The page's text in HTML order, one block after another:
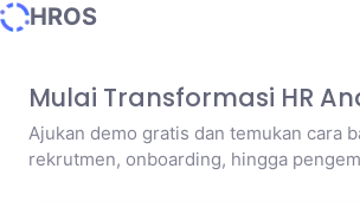
HROS
Mulai Transformasi HR
Ajukan demo gratis dan temukan cara
rekrutmen, onboarding, hingga